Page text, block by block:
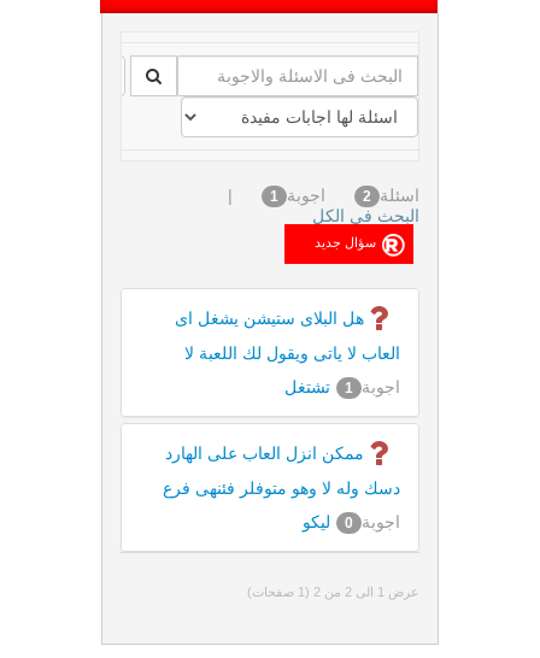
اسئلة 2 اجوبة 1
|
البحث فى الكل
هل البلاى ستيشن يشغل اى
العاب لا ياتى ويقول لك اللعبة لا
تشتغل
اجوبة 1
ممكن انزل العاب على الهارد
دسك وله لا وهو متوفلر فئنهى فرع
ليكو
اجوبة 0
عرض 1 الى 2 من 2 (1 صفحات)